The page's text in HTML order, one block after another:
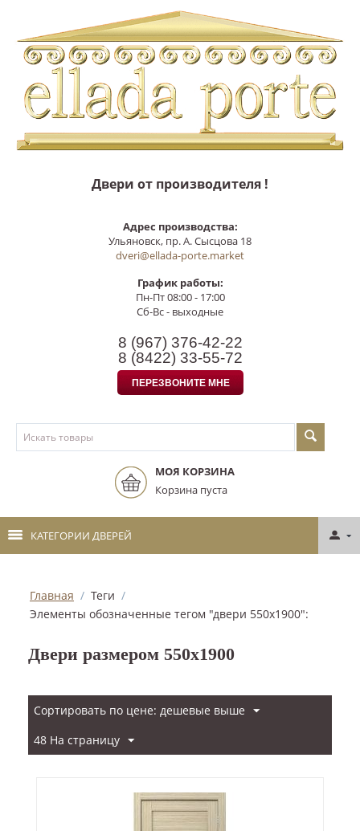
Двери от производителя !
Адрес производства:
Ульяновск, пр. А. Сысцова 18
dveri@ellada-porte.market
График работы:
Пн-Пт 08:00 - 17:00
Сб-Вс - выходные
8 (967) 376-42-22
8 (8422) 33-55-72
ПЕРЕЗВОНИТЕ МНЕ
МОЯ КОРЗИНА
Корзина пуста
КАТЕГОРИИ ДВЕРЕЙ
Главная / Теги /
Элементы обозначенные тегом "двери 550х1900":
Двери размером 550х1900
Сортировать по цене: дешевые выше
48 На страницу